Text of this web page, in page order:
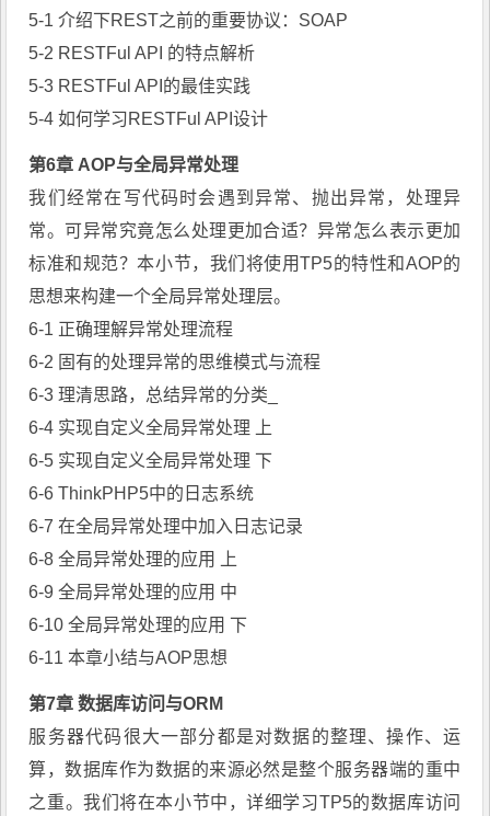
5-1 介绍下REST之前的重要协议：SOAP
5-2 RESTFul API 的特点解析
5-3 RESTFul API的最佳实践
5-4 如何学习RESTFul API设计
第6章 AOP与全局异常处理
我们经常在写代码时会遇到异常、抛出异常，处理异
常。可异常究竟怎么处理更加合适？异常怎么表示更加
标准和规范？本小节，我们将使用TP5的特性和AOP的
思想来构建一个全局异常处理层。
6-1 正确理解异常处理流程
6-2 固有的处理异常的思维模式与流程
6-3 理清思路，总结异常的分类_
6-4 实现自定义全局异常处理 上
6-5 实现自定义全局异常处理 下
6-6 ThinkPHP5中的日志系统
6-7 在全局异常处理中加入日志记录
6-8 全局异常处理的应用 上
6-9 全局异常处理的应用 中
6-10 全局异常处理的应用 下
6-11 本章小结与AOP思想
第7章 数据库访问与ORM
服务器代码很大一部分都是对数据的整理、操作、运
算，数据库作为数据的来源必然是整个服务器端的重中
之重。我们将在本小节中，详细学习TP5的数据库访问